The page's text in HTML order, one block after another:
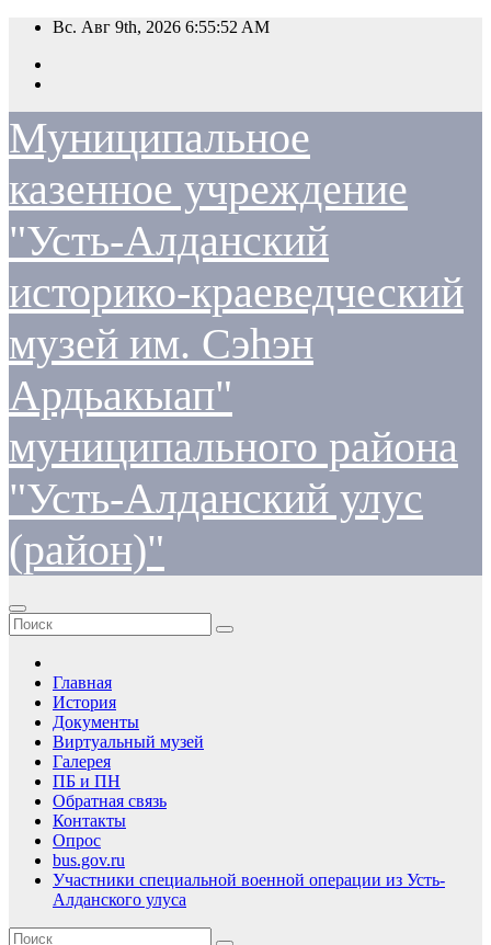
Перейти
содержимому
Вс. Авг 9th, 2026 6:55:52 AM
Муниципальное
казенное учреждение
"Усть-Алданский
историко-краеведческий
музей им. Сэһэн
Ардьакыап"
муниципального района
"Усть-Алданский улус
(район)"
Главная
История
Документы
Виртуальный музей
Галерея
ПБ и ПН
Обратная связь
Контакты
Опрос
bus.gov.ru
Участники специальной военной операции из Усть-
Алданского улуса